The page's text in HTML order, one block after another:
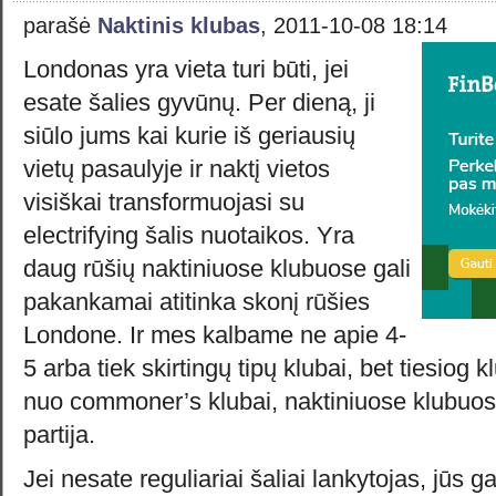
parašė Naktinis klubas, 2011-10-08 18:14
Londonas yra vieta turi būti, jei
esate šalies gyvūnų. Per dieną, ji
siūlo jums kai kurie iš geriausių
vietų pasaulyje ir naktį vietos
visiškai transformuojasi su
electrifying šalis nuotaikos. Yra
daug rūšių naktiniuose klubuose gali
pakankamai atitinka skonį rūšies
Londone. Ir mes kalbame ne apie 4-
5 arba tiek skirtingų tipų klubai, bet tiesiog
nuo commoner’s klubai, naktiniuose
partija.
Jei nesate reguliariai šaliai lankytojas, jūs